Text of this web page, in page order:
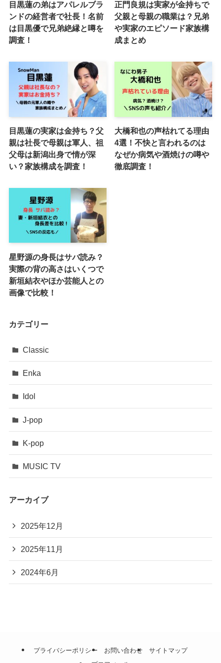
目黒蓮の弟はアパレルブラ
ンドの経営者で社長！名前
は目黒優で兄弟絶縁と噂を
調査！
正門良規は実家が金持ちで
父親と母親の職業は？兄弟
や実家のエピソード家族構
成まとめ
目黒蓮の実家は金持ち？父
親は社長で母親は軍人、祖
父母は新潟出身で情が深
い？家族構成を調査！
大橋和也の声枯れてる理由
4選！不快と言われるのは
なぜか病気や酒焼けの噂や
徹底調査！
星野源の身長はサバ読み？
実際の背の高さはいくつで
新垣結衣やほか芸能人との
画像で比較！
カテゴリー
Classic
Enka
Idol
J-pop
K-pop
MUSIC TV
アーカイブ
2025年12月
2025年11月
2024年6月
プライバシーポリシー お問い合わせ
サイトマップ